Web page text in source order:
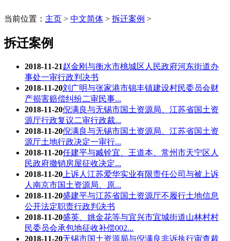
当前位置： 主页 > 中文简体 > 拆迁案例 >
拆迁案例
2018-11-21赵金刚与衡水市桃城区人民政府河东街道办
事处一审行政判决书
2018-11-20刘广明与张家港市锦丰镇建设村民委员会财
产损害赔偿纠纷二审民事...
2018-11-20倪满良与无锡市国土资源局、江苏省国土资
源厅行政复议二审行政裁...
2018-11-20倪满良与无锡市国土资源局、江苏省国土资
源厅土地行政决定一审行...
2018-11-20任建平与臧铨宜、王道本、常州市天宁区人
民政府撤销房屋征收决定...
2018-11-20 上诉人江苏爱华实业有限责任公司与被上诉
人南京市国土资源局、原...
2018-11-20盛建平与江苏省国土资源厅不履行土地信息
公开法定职责行政判决书
2018-11-20盛英、姚金花等与宜兴市宜城街道山林村村
民委员会承包地征收补偿002...
2018-11-20无锡市国土资源局与倪满良非诉执行审查裁